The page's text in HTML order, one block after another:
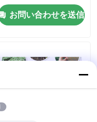
お問い合わせを送信